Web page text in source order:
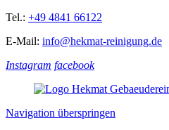
Tel.: +49 4841 66122
E-Mail: info@hekmat-reinigung.de
Instagram facebook
Navigation überspringen